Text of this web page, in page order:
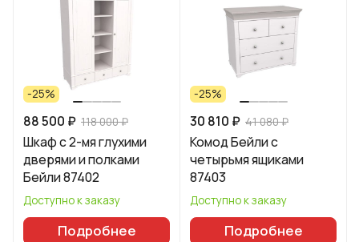
-25%
88 500 ₽ 118 000 ₽
Шкаф с 2-мя глухими
дверями и полками
Бейли 87402
Доступно к заказу
Подробнее
-25%
30 810 ₽ 41 080 ₽
Комод Бейли с
четырьмя ящиками
87403
Доступно к заказу
Подробнее